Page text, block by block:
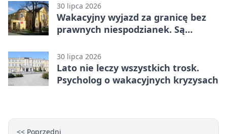
30 lipca 2026
Wakacyjny wyjazd za granicę bez
prawnych niespodzianek. Są
30 lipca 2026
Lato nie leczy wszystkich trosk.
Psycholog o wakacyjnych kryzysach
<< Poprzedni